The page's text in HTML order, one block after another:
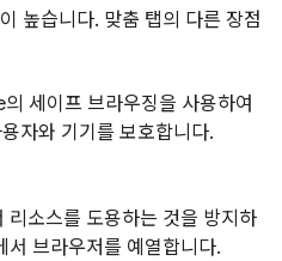
높습니다. 맞춤 탭의 다른 장점
세이프 브라우징을 사용하여
자와 기기를 보호합니다.
리소스를 도용하는 것을 방지하
서 브라우저를 예열합니다.